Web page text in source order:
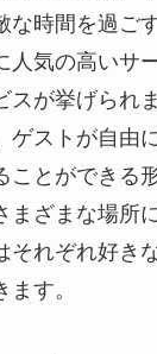
な時間を過ご
人気の高いサ
スが挙げられ
ゲストが自由
ことができる
まざまな場所
それぞれ好き
す。